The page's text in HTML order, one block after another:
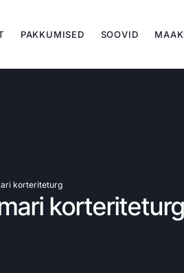
PAKKUMISED SOOVID
korteriteturg
korteriteturg